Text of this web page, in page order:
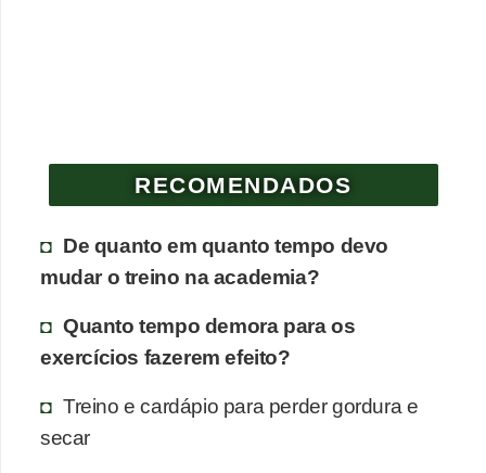
RECOMENDADOS
De quanto em quanto tempo devo
mudar o treino na academia?
Quanto tempo demora para os
exercícios fazerem efeito?
Treino e cardápio para perder gordura e
secar